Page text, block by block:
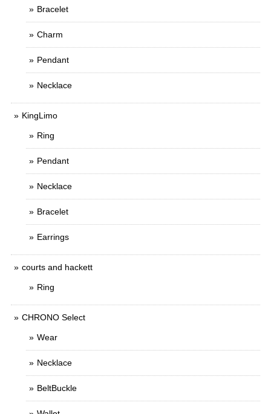
Bracelet
Charm
Pendant
Necklace
KingLimo
Ring
Pendant
Necklace
Bracelet
Earrings
courts and hackett
Ring
CHRONO Select
Wear
Necklace
BeltBuckle